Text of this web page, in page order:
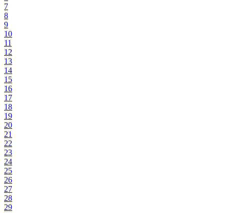
7
8
9
10
11
12
13
14
15
16
17
18
19
20
21
22
23
24
25
26
27
28
29